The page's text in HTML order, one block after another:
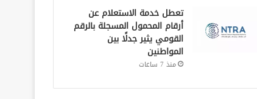
تعطل خدمة الاستعلام عن
أرقام المحمول المسجلة بالرقم
القومي يثير جدلًا بين
المواطنين
منذ 7 ساعات